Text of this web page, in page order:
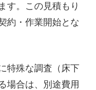
す。この見積もり
約・作業開始とな
特殊な調査（床下
場合は、別途費用